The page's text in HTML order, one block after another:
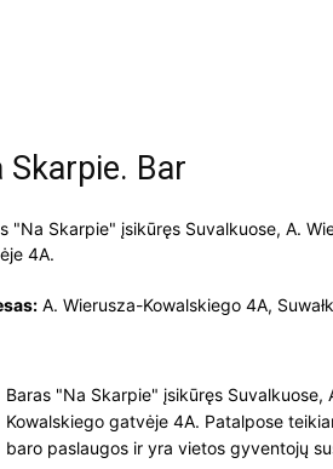
Skarpie. Bar
"Na Skarpie" įsikūręs Suvalkuose, A.
4A.
A. Wierusza-Kowalskiego 4A,
Baras "Na Skarpie" įsikūręs Suvalkuose,
Kowalskiego gatvėje 4A. Patalpose
baro paslaugos ir yra vietos gyventojų